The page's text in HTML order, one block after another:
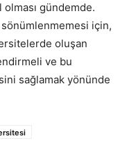
gündemde.
için,
oluşan
ve bu
sağlamak yönünde